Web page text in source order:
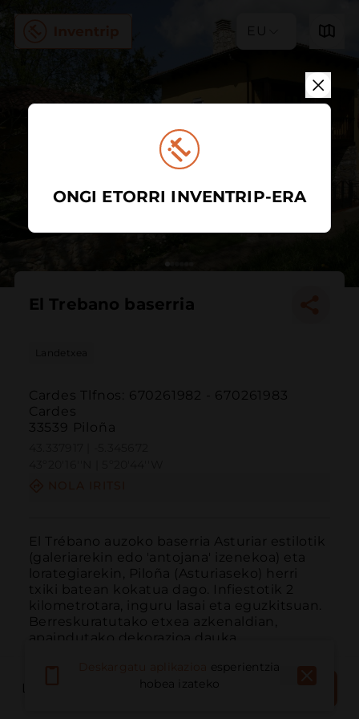
EU
El Trebano baserria
Landetxea
Cardes Tlfnos: 670261982 - 670261983
Cardes
33539 Piloña
El Trébano auzoko baserria Asturiar estilotik
(galeriarekin edo 'antojana' izenekoa) eta
lorategiarekin, Piloña (Asturiaseko) herri
txiki batean kokatua dago. Infiestotik 2
kilometrotara, inguru lasai eta eguzkitsuan.
Berreskuratutako etxea azkenaldian,
apaindutako dekorazioa dauka.
LIBURUTEGIA
esperientzia
hobea izateko
ONGI ETORRI INVENTRIP-ERA